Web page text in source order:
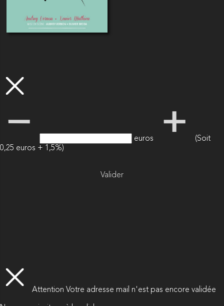
euros
(Soit
0,25 euros + 1,5%)
Valider
Attention Votre adresse mail n'est pas encore validée